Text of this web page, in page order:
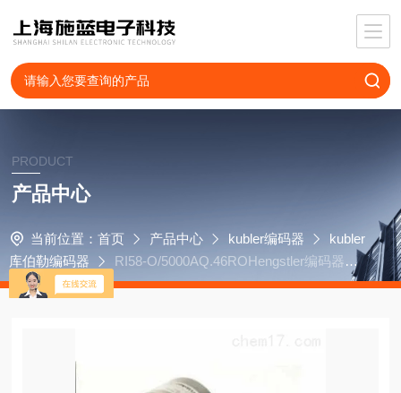
PRODUCT
产品中心
当前位置： 首页 产品中心 kubler编码器
kubler
库伯勒编码器
RI58-O/5000AQ.46ROHengstler编码器RI3
0-O/120ER.34KB